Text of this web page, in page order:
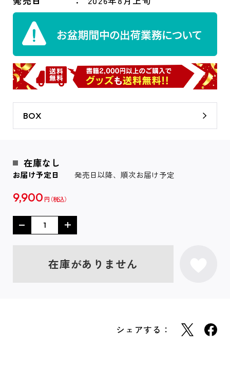
BOX
在庫なし
お届け予定日 発売日以降、順次お届け予定
9,900 円
在庫がありません
シェアする：